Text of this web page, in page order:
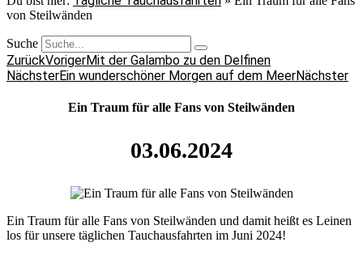
von Steilwänden
Suche
ZurückVorigerMit der Galambo zu den Delfinen
NächsterEin wunderschöner Morgen auf dem MeerNächster
Ein Traum für alle Fans von Steilwänden
03.06.2024
Ein Traum für alle Fans von Steilwänden und damit heißt es Leinen
los für unsere täglichen Tauchausfahrten im Juni 2024!